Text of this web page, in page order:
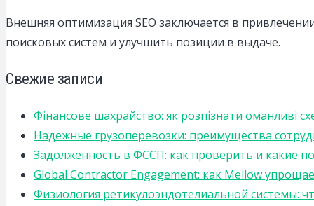
Внешняя оптимизация SEO заключается в
поисковых систем и улучшить позиции в выдаче.
Свежие записи
Фінансове шахрайство: як розпізнати оманливі
Надежные грузоперевозки: преимущества
Задолженность в ФССП: как проверить и какие
Global Contractor Engagement: как Mellow
Физиология ретикулоэндотелиальной системы: